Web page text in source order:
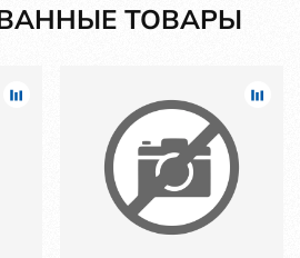
ТОВАРЫ